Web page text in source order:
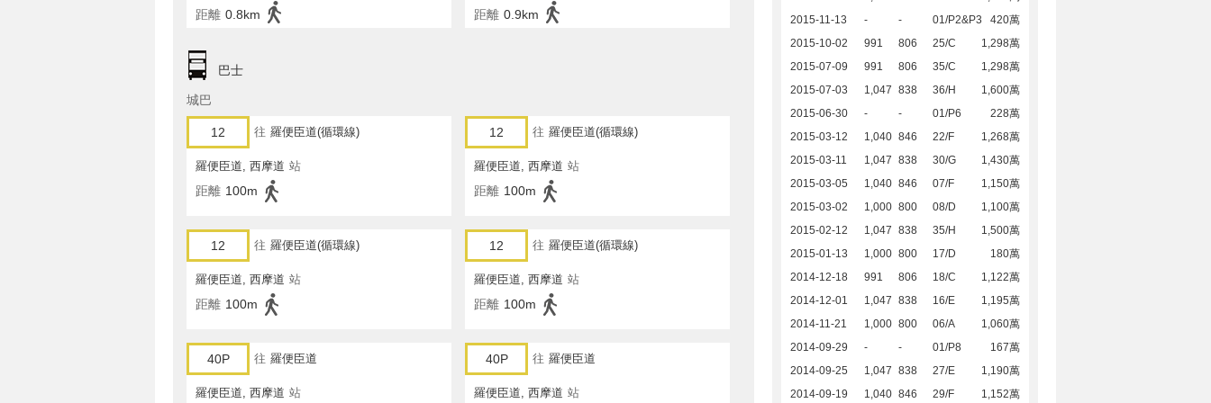
2015-11-13
- - 01/P2&P3
420萬
2015-10-02
991 806 25/C
1,298萬
2015-07-09
991 806 35/C
1,298萬
2015-07-03
1,047 838 36/H
1,600萬
2015-06-30
- - 01/P6
228萬
2015-03-12
1,040 846 22/F
1,268萬
2015-03-11
1,047 838 30/G
1,430萬
2015-03-05
1,040 846 07/F
1,150萬
2015-03-02
1,000 800 08/D
1,100萬
2015-02-12
1,047 838 35/H
1,500萬
2015-01-13
1,000 800 17/D
180萬
2014-12-18
991 806 18/C
1,122萬
2014-12-01
1,047 838 16/E
1,195萬
2014-11-21
1,000 800 06/A
1,060萬
2014-09-29
- - 01/P8
167萬
2014-09-25
1,047 838 27/E
1,190萬
2014-09-19
1,040 846 29/F 1,152萬
距離 0.8km 距離 0.9km
巴士
城巴
12 往 羅便臣道(循環線)
羅便臣道, 西摩道 站
距離 100m
12 往 羅便臣道(循環線)
羅便臣道, 西摩道 站
距離 100m
12 往 羅便臣道(循環線)
羅便臣道, 西摩道 站
距離 100m
12 往 羅便臣道(循環線)
羅便臣道, 西摩道 站
距離 100m
40P 往 羅便臣道
羅便臣道, 西摩道 站
40P 往 羅便臣道
羅便臣道, 西摩道 站